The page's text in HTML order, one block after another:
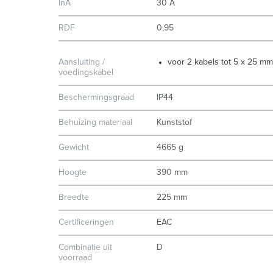
InA 30 A
RDF 0,95
Aansluiting /
voedingskabel
voor 2 kabels tot 5 x 25
Beschermingsgraad IP44
Behuizing materiaal Kunststof
Gewicht 4665 g
Hoogte 390 mm
Breedte 225 mm
Certificeringen EAC
Combinatie uit
voorraad
D